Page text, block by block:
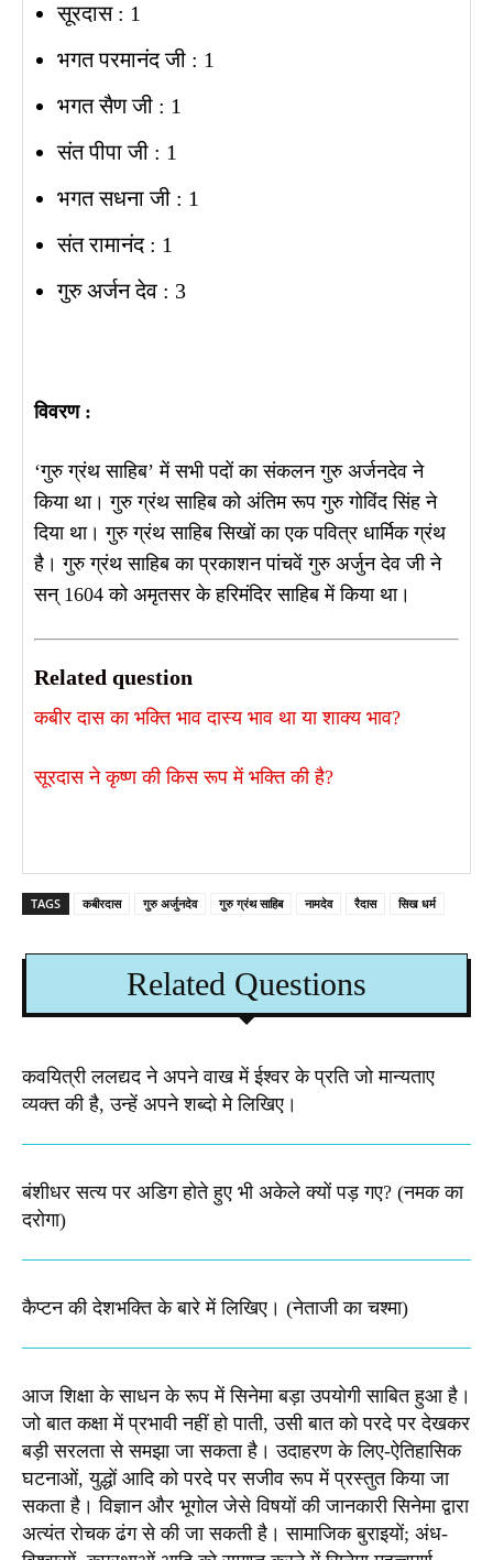
सूरदास : 1
भगत परमानंद जी : 1
भगत सैण जी : 1
संत पीपा जी : 1
भगत सधना जी : 1
संत रामानंद : 1
गुरु अर्जन देव : 3
विवरण :
‘गुरु ग्रंथ साहिब’ में सभी पदों का संकलन गुरु अर्जनदेव ने
किया था। गुरु ग्रंथ साहिब को अंतिम रूप गुरु गोविंद सिंह ने
दिया था। गुरु ग्रंथ साहिब सिखों का एक पवित्र धार्मिक ग्रंथ
है। गुरु ग्रंथ साहिब का प्रकाशन पांचवें गुरु अर्जुन देव जी ने
सन् 1604 को अमृतसर के हरिमंदिर साहिब में किया था।
Related question
कबीर दास का भक्ति भाव दास्य भाव था या शाक्य भाव?​
सूरदास ने कृष्ण की किस रूप में भक्ति की है?
TAGS कबीरदास गुरु अर्जुनदेव गुरु ग्रंथ साहिब नामदेव रैदास सिख धर्म
Related Questions
कवयित्री ललद्यद ने अपने वाख में ईश्वर के प्रति जो मान्यताए
व्यक्त की है, उन्हें अपने शब्दो मे लिखिए।
बंशीधर सत्य पर अडिग होते हुए भी अकेले क्यों पड़ गए? (नमक का
दरोगा)
कैप्टन की देशभक्ति के बारे में लिखिए।​ (नेताजी का चश्मा)
आज शिक्षा के साधन के रूप में सिनेमा बड़ा उपयोगी साबित हुआ है।
जो बात कक्षा में प्रभावी नहीं हो पाती, उसी बात को परदे पर देखकर
बड़ी सरलता से समझा जा सकता है। उदाहरण के लिए-ऐतिहासिक
घटनाओं, युद्धों आदि को परदे पर सजीव रूप में प्रस्तुत किया जा
सकता है। विज्ञान और भूगोल जेसे विषयों की जानकारी सिनेमा द्वारा
अत्यंत रोचक ढंग से की जा सकती है। सामाजिक बुराइयों; अंध-